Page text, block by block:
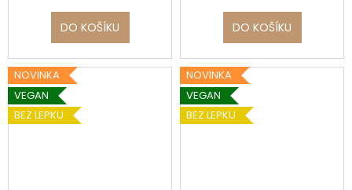
DO KOŠÍKU DO KOŠÍKU
NOVINKA
VEGAN
BEZ LEPKU
NOVINKA
VEGAN
BEZ LEPKU